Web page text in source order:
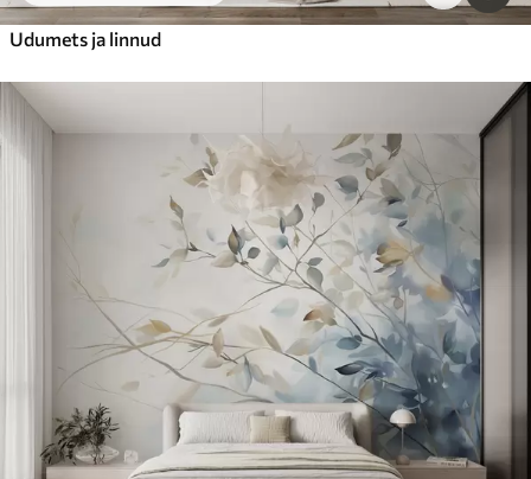
Udumets ja linnud